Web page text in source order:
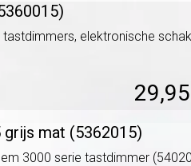
elektronische
29,95
mat (5362015)
3000 serie tastdimmer